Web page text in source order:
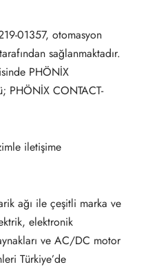
01357, otomasyon
sağlanmaktadır.
PHÖNİX
PHÖNİX CONTACT-
iletişime
ağı ile çeşitli marka ve
elektronik
ve AC/DC motor
Türkiye’de